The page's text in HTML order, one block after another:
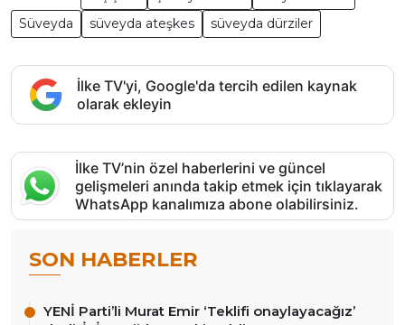
Süveyda
süveyda ateşkes süveyda dürziler
İlke TV'yi, Google'da tercih edilen kaynak
olarak ekleyin
İlke TV’nin özel haberlerini ve güncel
gelişmeleri anında takip etmek için tıklayarak
WhatsApp kanalımıza abone olabilirsiniz.
SON HABERLER
YENİ Parti’li Murat Emir ‘Teklifi onaylayacağız’